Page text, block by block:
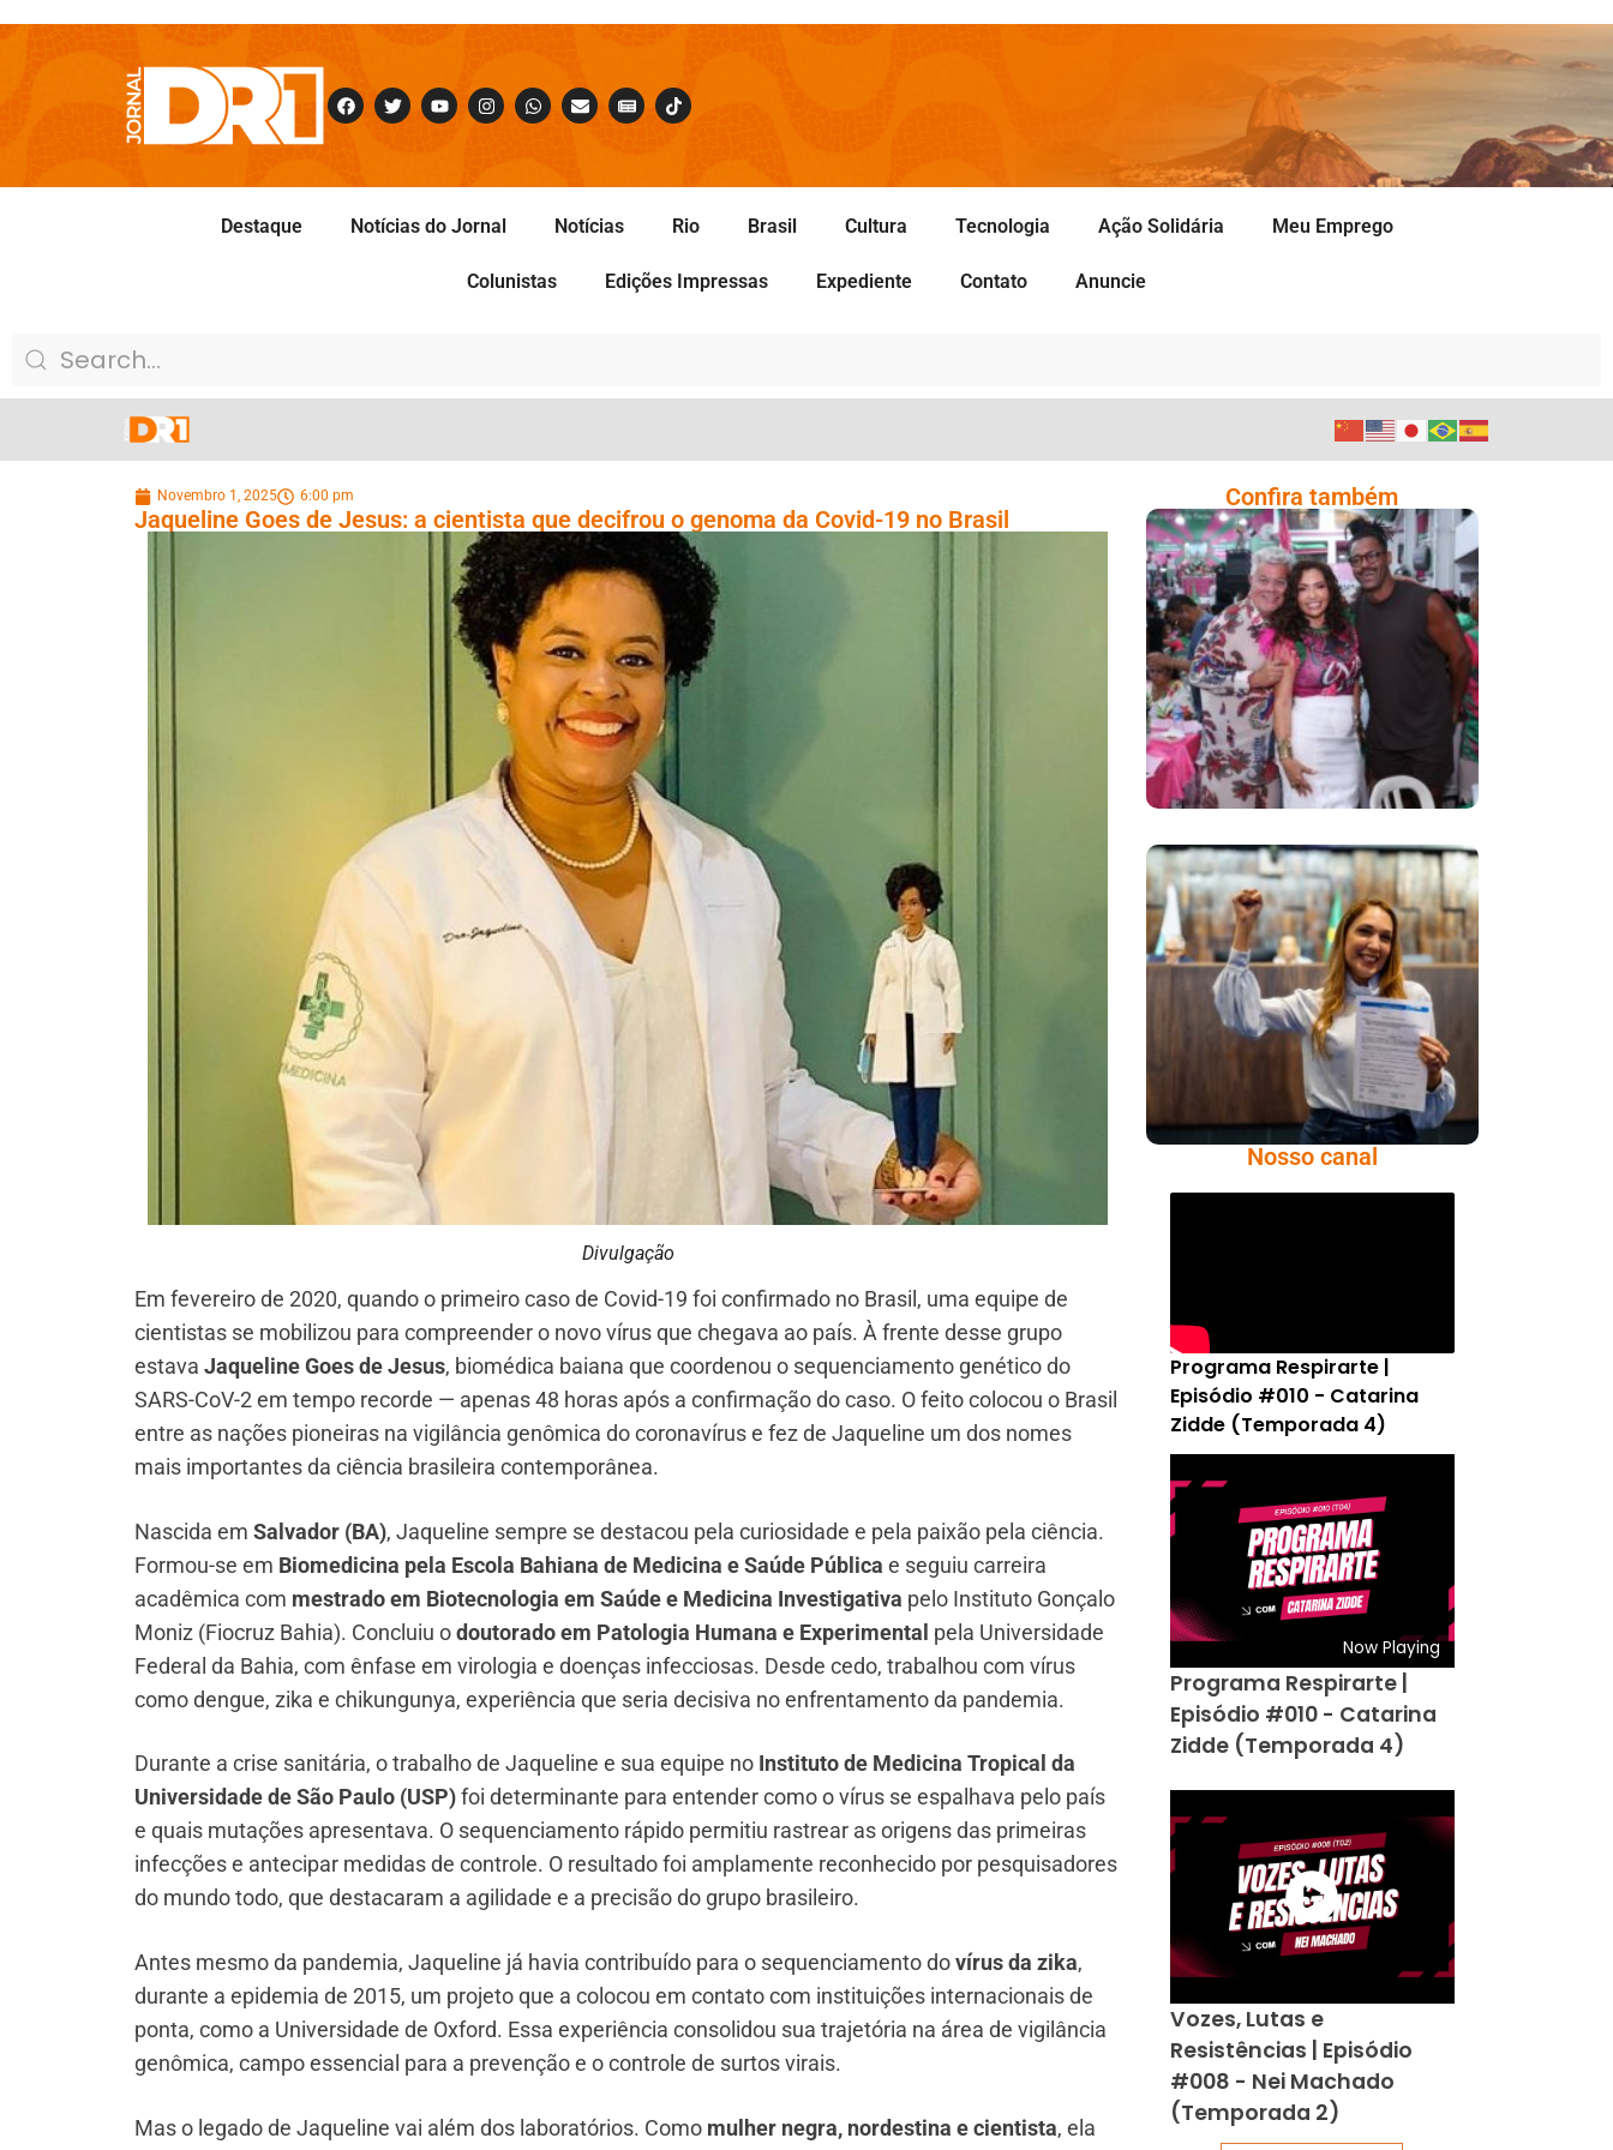
Destaque Notícias do Jornal Notícias Rio Brasil Cultura Tecnologia Ação Solidária Meu Emprego
Colunistas Edições Impressas Expediente Contato Anuncie
Novembro 1, 2025 6:00 pm
Jaqueline Goes de Jesus: a cientista que decifrou o genoma da Covid-19 no Brasil
Divulgação
Em fevereiro de 2020, quando o primeiro caso de Covid-19 foi confirmado no Brasil, uma equipe de
cientistas se mobilizou para compreender o novo vírus que chegava ao país. À frente desse grupo
estava Jaqueline Goes de Jesus, biomédica baiana que coordenou o sequenciamento genético do
SARS-CoV-2 em tempo recorde — apenas 48 horas após a confirmação do caso. O feito colocou o Brasil
entre as nações pioneiras na vigilância genômica do coronavírus e fez de Jaqueline um dos nomes
mais importantes da ciência brasileira contemporânea.
Nascida em Salvador (BA), Jaqueline sempre se destacou pela curiosidade e pela paixão pela ciência.
Formou-se em Biomedicina pela Escola Bahiana de Medicina e Saúde Pública e seguiu carreira
acadêmica com mestrado em Biotecnologia em Saúde e Medicina Investigativa pelo Instituto Gonçalo
Moniz (Fiocruz Bahia). Concluiu odoutorado em Patologia Humana e Experimental pela Universidade
Federal da Bahia, com ênfase em virologia e doenças infecciosas. Desde cedo, trabalhou com vírus
como dengue, zika e chikungunya, experiência que seria decisiva no enfrentamento da pandemia.
Durante a crise sanitária, o trabalho de Jaqueline e sua equipe no Instituto de Medicina Tropical da
Universidade de São Paulo (USP)foi determinante para entender como o vírus se espalhava pelo país
e quais mutações apresentava. O sequenciamento rápido permitiu rastrear as origens das primeiras
infecções e antecipar medidas de controle. O resultado foi amplamente reconhecido por pesquisadores
do mundo todo, que destacaram a agilidade e a precisão do grupo brasileiro.
Antes mesmo da pandemia, Jaqueline já havia contribuído para o sequenciamento dovírus da zika,
durante a epidemia de 2015, um projeto que a colocou em contato com instituições internacionais de
ponta, como a Universidade de Oxford. Essa experiência consolidou sua trajetória na área de vigilância
genômica, campo essencial para a prevenção e o controle de surtos virais.
Mas o legado de Jaqueline vai além dos laboratórios. Como mulher negra, nordestina e cientista, ela
Confira também
Comunidade
Mangueirense Solta
A Voz E Classifca O
Samba 3 Para A
Próxima Fase
Projeto Aprovado Na
Alerj Fortalece
Resposta Do SUS
Antes Do Período De
Maior Risco Da
Dengue
Nosso canal
Programa Respirarte |
Episódio #010 - Catarina
Zidde (Temporada 4)
Now Playing
Programa Respirarte |
Episódio #010 - Catarina
Zidde (Temporada 4)
Vozes, Lutas e
Resistências | Episódio
#008 - Nei Machado
(Temporada 2)